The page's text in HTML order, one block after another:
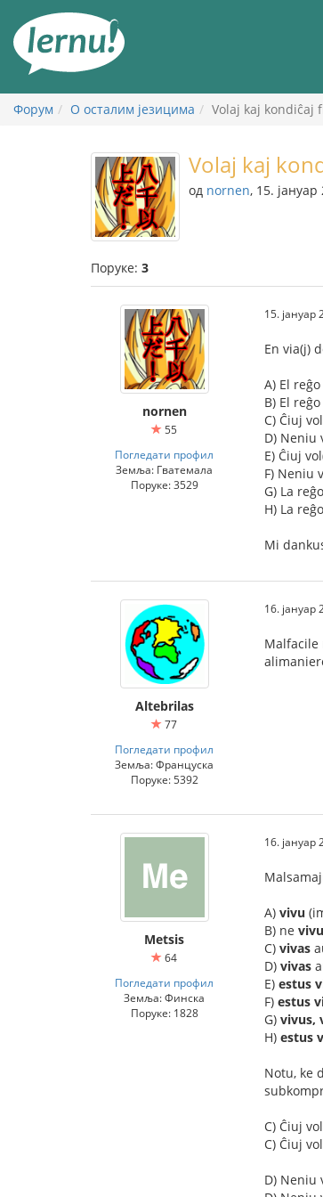
садржају
Форум О осталим језицима Volaj kaj kondiĉaj
Volaj kaj
од nornen, 15. јануар
Поруке: 3
nornen
55
Погледати профил
Земља: Гватемала
Поруке: 3529
15. јануар
En via(j)
A) El reĝo
B) El
C) Ĉiuj
D) Neniu
E) Ĉiuj
F) Neniu
G) La reĝo
H) La reĝo
Mi
Altebrilas
77
Погледати профил
Земља: Француска
Поруке: 5392
16. јануар
Malfacile
Metsis
64
Погледати профил
Земља: Финска
Поруке: 1828
16. јануар
A) vivu
B) ne vivu
C) vivas
D) vivas
E) estus
F) estus
G) vivus,
H) estus
Notu, ke
C) Ĉiuj
C) Ĉiuj
D) Neniu